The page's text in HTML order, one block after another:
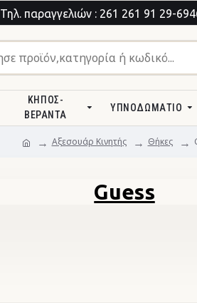
Τηλ. παραγγελιών : 261 261 91 29-
ΚΉΠΟΣ-
ΒΕΡΆΝΤΑ
ΥΠΝΟΔΩΜΆΤΙΟ
Αξεσουάρ Κινητής Θήκες
Guess